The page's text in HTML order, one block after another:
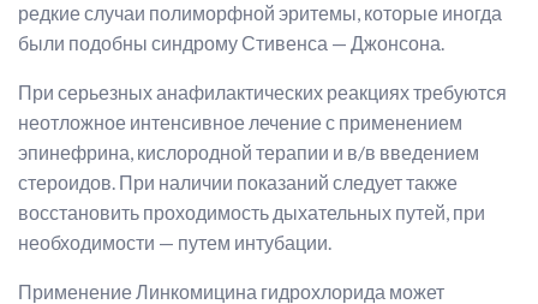
редкие случаи полиморфной эритемы, которые иногда
были подобны синдрому Стивенса — Джонсона.
При серьезных анафилактических реакциях требуются
неотложное интенсивное лечение с применением
эпинефрина, кислородной терапии и в/в введением
стероидов. При наличии показаний следует также
восстановить проходимость дыхательных путей, при
необходимости — путем интубации.
Применение Линкомицина гидрохлорида может